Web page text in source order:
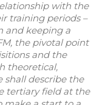
with the
training periods –
and keeping a
the pivotal point
and the
theoretical,
shall describe the
tertiary field at the